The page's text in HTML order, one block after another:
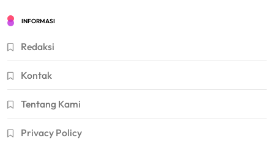
INFORMASI
Redaksi
Kontak
Tentang Kami
Privacy Policy